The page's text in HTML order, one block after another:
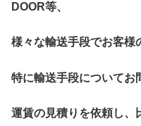
DOOR等、
様々な輸送手段でお客様
特に輸送手段についてお
運賃の見積りを依頼し、